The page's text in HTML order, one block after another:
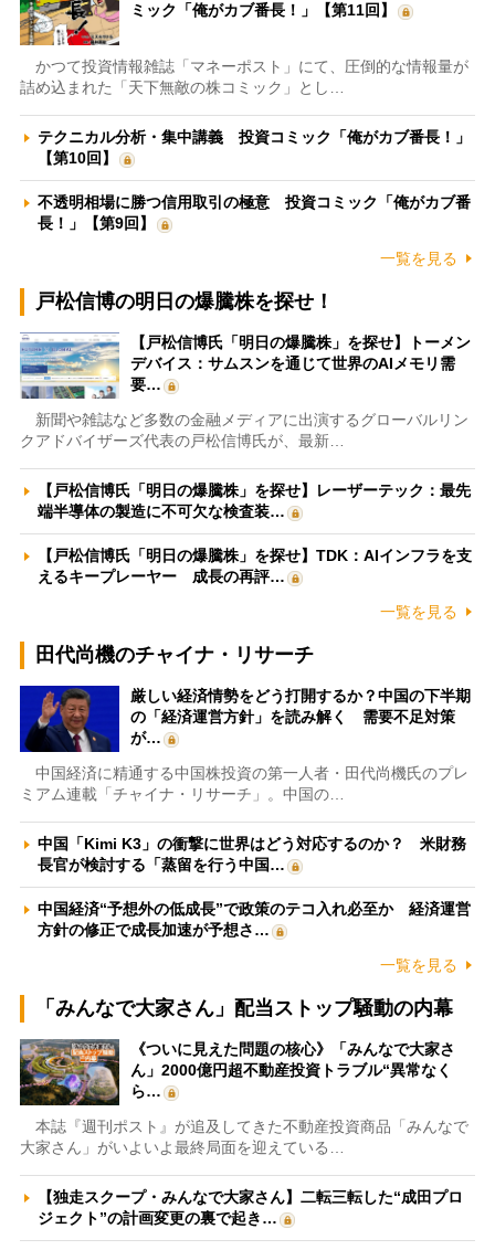
ミック「俺がカブ番長！」【第11回】
かつて投資情報雑誌「マネーポスト」にて、圧倒的な情報量が
詰め込まれた「天下無敵の株コミック」とし…
テクニカル分析・集中講義 投資コミック「俺がカブ番長！」
【第10回】
不透明相場に勝つ信用取引の極意 投資コミック「俺がカブ番
長！」【第9回】
一覧を見る
戸松信博の明日の爆騰株を探せ！
【戸松信博氏「明日の爆騰株」を探せ】トーメン
デバイス：サムスンを通じて世界のAIメモリ需
要…
新聞や雑誌など多数の金融メディアに出演するグローバルリン
クアドバイザーズ代表の戸松信博氏が、最新…
【戸松信博氏「明日の爆騰株」を探せ】レーザーテック：最先
端半導体の製造に不可欠な検査装…
【戸松信博氏「明日の爆騰株」を探せ】TDK：AIインフラを支
えるキープレーヤー 成長の再評…
一覧を見る
田代尚機のチャイナ・リサーチ
厳しい経済情勢をどう打開するか？中国の下半期
の「経済運営方針」を読み解く 需要不足対策
が…
中国経済に精通する中国株投資の第一人者・田代尚機氏のプレ
ミアム連載「チャイナ・リサーチ」。中国の…
中国「Kimi K3」の衝撃に世界はどう対応するのか？ 米財務
長官が検討する「蒸留を行う中国…
中国経済“予想外の低成長”で政策のテコ入れ必至か 経済運営
方針の修正で成長加速が予想さ…
一覧を見る
「みんなで大家さん」配当ストップ騒動の内幕
《ついに見えた問題の核心》「みんなで大家さ
ん」2000億円超不動産投資トラブル“異常なく
ら…
本誌『週刊ポスト』が追及してきた不動産投資商品「みんなで
大家さん」がいよいよ最終局面を迎えている…
【独走スクープ・みんなで大家さん】二転三転した“成田プロ
ジェクト”の計画変更の裏で起き…